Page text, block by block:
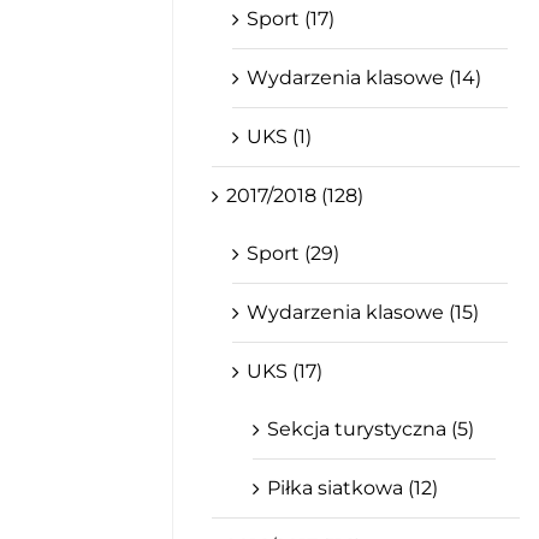
Sport (17)
Wydarzenia klasowe (14)
UKS (1)
2017/2018 (128)
Sport (29)
Wydarzenia klasowe (15)
UKS (17)
Sekcja turystyczna (5)
Piłka siatkowa (12)